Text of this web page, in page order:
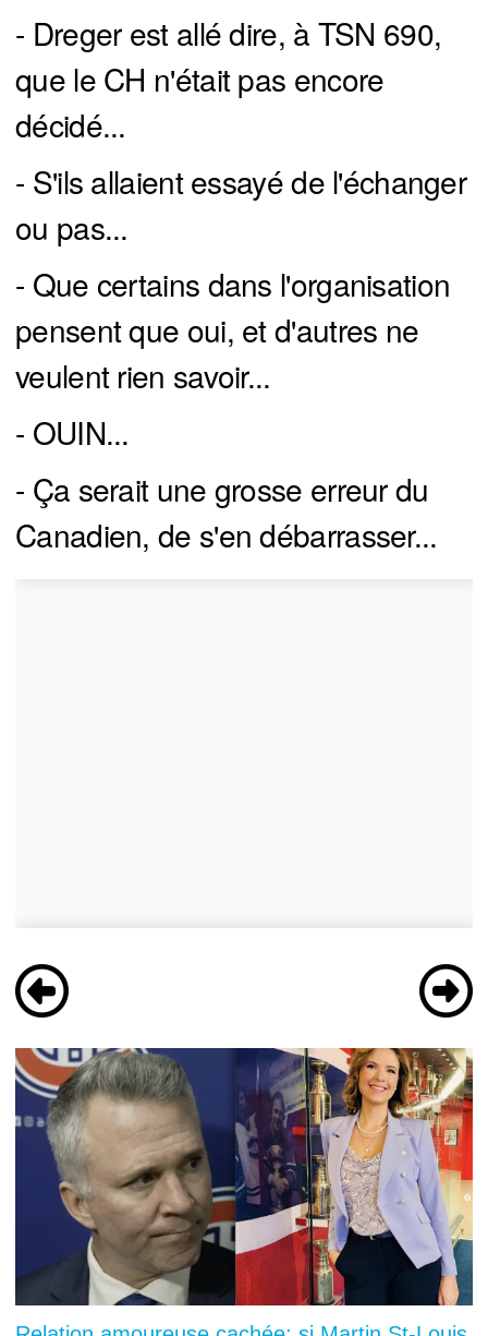
- Dreger est allé dire, à TSN 690,
que le CH n'était pas encore
décidé...
- S'ils allaient essayé de l'échanger
ou pas...
- Que certains dans l'organisation
pensent que oui, et d'autres ne
veulent rien savoir...
- OUIN...
- Ça serait une grosse erreur du
Canadien, de s'en débarrasser...